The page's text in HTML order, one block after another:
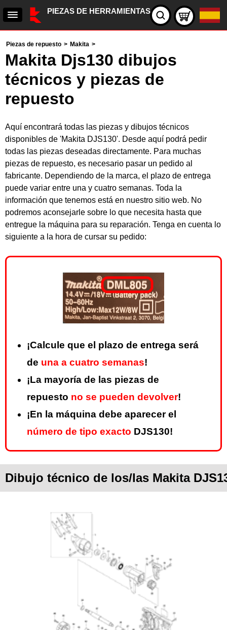
PIEZAS DE HERRAMIENTAS
Piezas de repuesto > Makita >
Makita Djs130 dibujos
técnicos y piezas de
repuesto
Aquí encontrará todas las piezas y dibujos técnicos
disponibles de 'Makita DJS130'. Desde aquí podrá pedir
todas las piezas deseadas directamente. Para muchas
piezas de repuesto, es necesario pasar un pedido al
fabricante. Dependiendo de la marca, el plazo de entrega
puede variar entre una y cuatro semanas. Toda la
información que tenemos está en nuestro sitio web. No
podremos aconsejarle sobre lo que necesita hasta que
entregue la máquina para su reparación. Tenga en cuenta lo
siguiente a la hora de cursar su pedido:
¡Calcule que el plazo de entrega será
de una a cuatro semanas!
¡La mayoría de las piezas de
repuesto no se pueden devolver!
¡En la máquina debe aparecer el
número de tipo exacto DJS130!
Dibujo técnico de los/las Makita